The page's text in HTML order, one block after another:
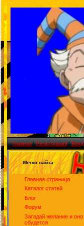
Главная|Регистрация|Вход
Меню сайта
Главная страница
Каталог статей
Блог
Форум
Загадай желание и оно
сбудется